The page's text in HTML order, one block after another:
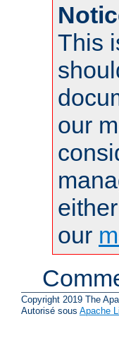
This
our
our
Copyright 2019 The
Autorisé sous Apache